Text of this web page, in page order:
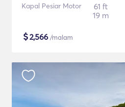
Kapal Pesiar Motor
61 ft
19 m
$2,566 /malam